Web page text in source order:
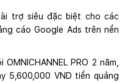
trợ siêu đặc biệt cho các
cáo Google Ads trên nền
PRO 2 năm,
5,600,000 VND tiền quảng